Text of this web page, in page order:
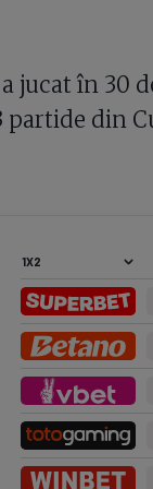
jucat în 30
din